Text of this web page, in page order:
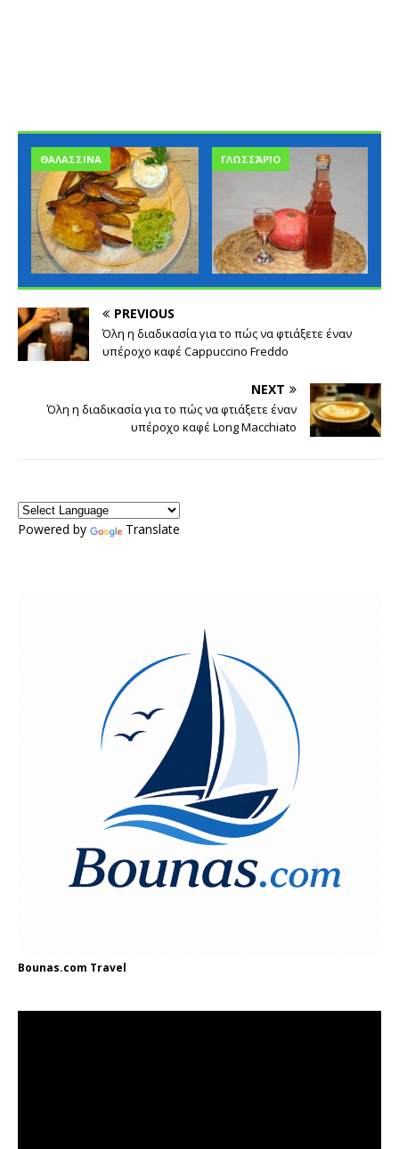
ΘΑΛΑΣΣΙΝΑ ΓΛΩΣΣΆΡΙΟ
PREVIOUS
Όλη η διαδικασία για το πώς να φτιάξετε έναν
υπέροχο καφέ Cappuccino Freddo
NEXT
Όλη η διαδικασία για το πώς να φτιάξετε έναν
υπέροχο καφέ Long Macchiato
Powered by Translate
Bounas.com Travel